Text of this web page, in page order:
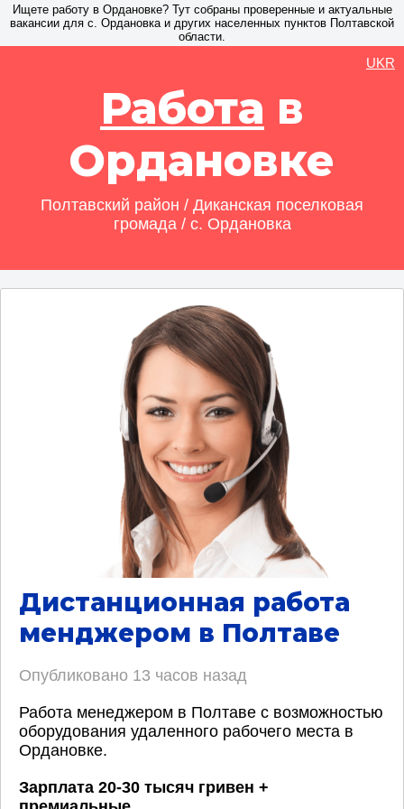
Ищете работу в Ордановке? Тут собраны проверенные и актуальные
вакансии для с. Ордановка и других населенных пунктов Полтавской
области.
Работа в
Ордановке
Полтавский район / Диканская поселковая
громада / с. Ордановка
UKR
Дистанционная работа
менджером в Полтаве
Опубликовано 13 часов назад
Работа менеджером в Полтаве с возможностью
оборудования удаленного рабочего места в
Ордановке.
Зарплата 20-30 тысяч гривен +